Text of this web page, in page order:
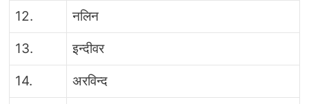
12. नलिन
13. इन्दीवर
14. अरविन्द